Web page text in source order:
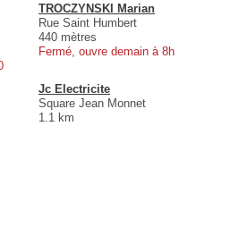
TROCZYNSKI Marian
Rue Saint Humbert
440 mètres
Fermé, ouvre demain à 8h
Jc Electricite
Square Jean Monnet
1.1 km